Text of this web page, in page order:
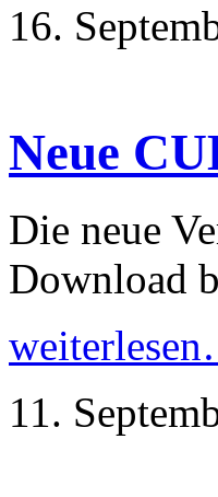
16.
Neue
Die neue
Download
11.